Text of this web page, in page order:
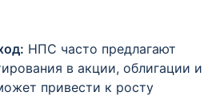
НПС часто предлагают
в акции, облигации и
привести к росту